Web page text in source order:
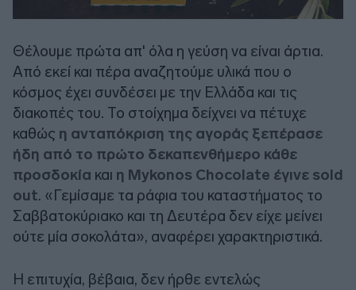
Θέλουμε πρώτα απ' όλα η γεύση να είναι άρτια.
Από εκεί και πέρα αναζητούμε υλικά που ο
κόσμος έχει συνδέσει με την Ελλάδα και τις
διακοπές του. Το στοίχημα δείχνει να πέτυχε
καθώς η ανταπόκριση της αγοράς ξεπέρασε
ήδη από το πρώτο δεκαπενθήμερο κάθε
προσδοκία και η Mykonos Chocolate έγινε sold
out. «Γεμίσαμε τα ράφια του καταστήματος το
Σαββατοκύριακο και τη Δευτέρα δεν είχε μείνει
ούτε μία σοκολάτα», αναφέρει χαρακτηριστικά.
Η επιτυχία, βέβαια, δεν ήρθε εντελώς